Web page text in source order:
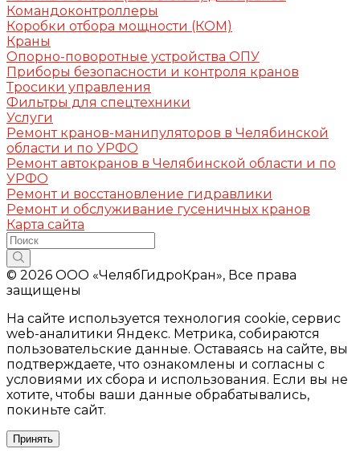
Командоконтроллеры
Коробки отбора мощности (КОМ)
Краны
Опорно-поворотные устройства ОПУ
Приборы безопасности и контроля кранов
Тросики управления
Фильтры для спецтехники
Услуги
Ремонт кранов-манипуляторов в Челябинской
области и по УРФО
Ремонт автокранов в Челябинской области и по
УРФО
Ремонт и восстановление гидравлики
Ремонт и обслуживание гусеничных кранов
Карта сайта
© 2026 ООО «ЧелябГидроКран», Все права
защищены
На сайте используется технология cookie, сервис
web-аналитики Яндекс. Метрика, собираются
пользовательские данные. Оставаясь на сайте, вы
подтверждаете, что ознакомлены и согласны с
условиями их сбора и использования. Если вы не
хотите, чтобы ваши данные обрабатывались,
покиньте сайт.
Принять